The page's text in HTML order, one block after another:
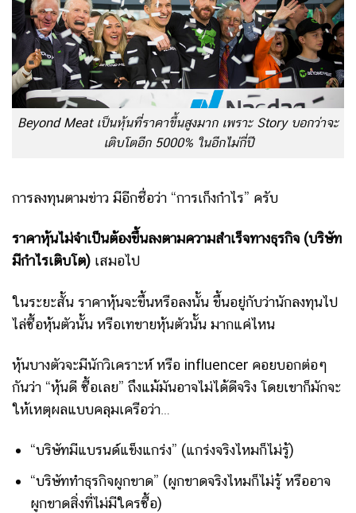
Beyond Meat เป็นหุ้นที่ราคาขึ้นสูงมาก เพราะ Story บอกว่าจะ
เติบโตอีก 5000% ในอีกไม่กี่ปี
การลงทุนตามข่าว มีอีกชื่อว่า “การเก็งกำไร” ครับ
ราคาหุ้นไม่จำเป็นต้องขึ้นลงตามความสำเร็จทางธุรกิจ (บริษัท
มีกำไรเติบโต) เสมอไป
ในระยะสั้น ราคาหุ้นจะขึ้นหรือลงนั้น ขึ้นอยู่กับว่านักลงทุนไป
ไล่ซื้อหุ้นตัวนั้น หรือเทขายหุ้นตัวนั้น มากแค่ไหน
หุ้นบางตัวจะมีนักวิเคราะห์ หรือ influencer คอยบอกต่อๆ
กันว่า “หุ้นดี ซื้อเลย” ถึงแม้มันอาจไม่ได้ดีจริง โดยเขาก็มักจะ
ให้เหตุผลแบบคลุมเครือว่า…
“บริษัทมีแบรนด์แข็งแกร่ง” (แกร่งจริงไหมก็ไม่รู้)
“บริษัททำธุรกิจผูกขาด” (ผูกขาดจริงไหมก็ไม่รู้ หรืออาจ
ผูกขาดสิ่งที่ไม่มีใครซื้อ)